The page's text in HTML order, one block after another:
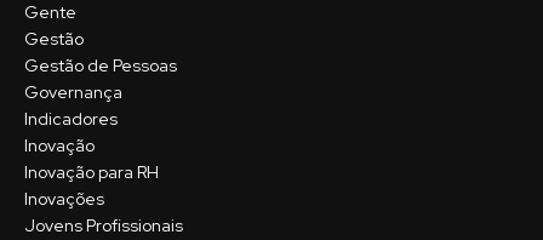
Gente
Gestão
Gestão de Pessoas
Governança
Indicadores
Inovação
Inovação para RH
Inovações
Jovens Profissionais